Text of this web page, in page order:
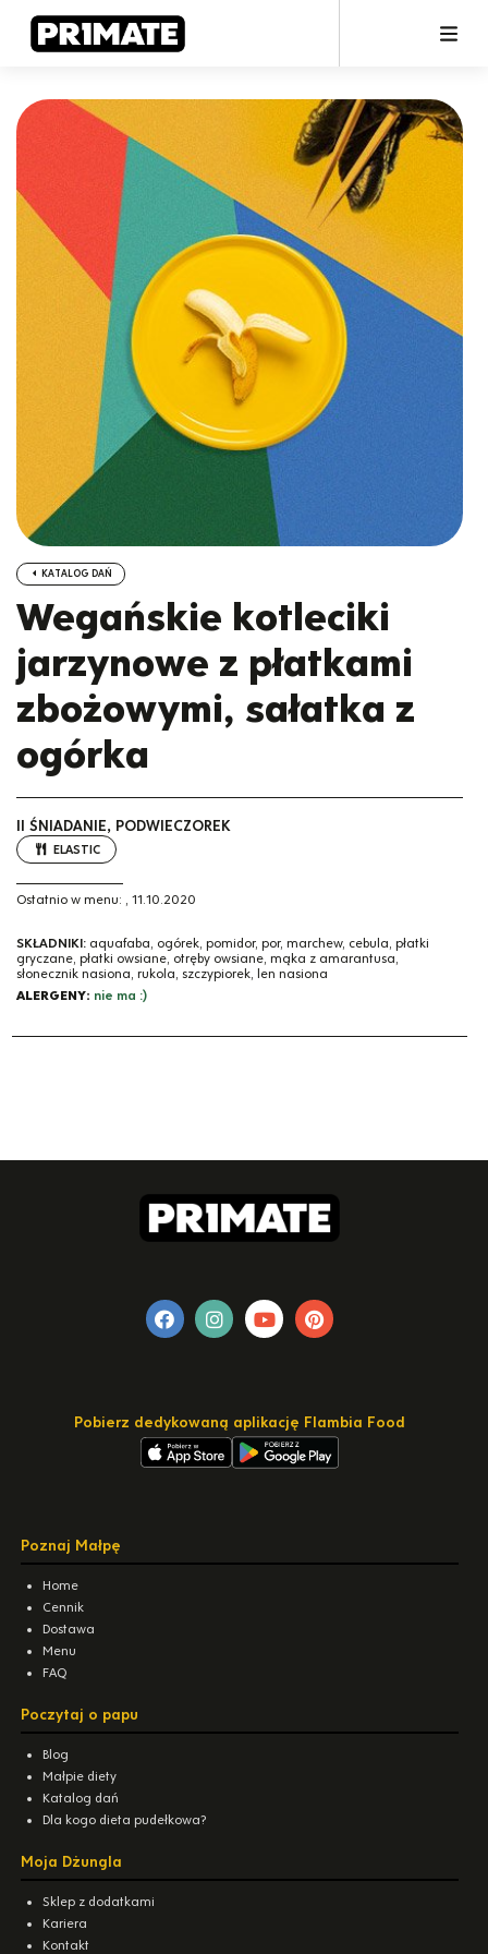
KATALOG DAŃ
Wegańskie kotleciki
jarzynowe z płatkami
zbożowymi, sałatka z
ogórka
II ŚNIADANIE, PODWIECZOREK
ELASTIC
Ostatnio w menu: , 11.10.2020
SKŁADNIKI: aquafaba, ogórek, pomidor, por, marchew, cebula, płatki
gryczane, płatki owsiane, otręby owsiane, mąka z amarantusa,
słonecznik nasiona, rukola, szczypiorek, len nasiona
ALERGENY: nie ma :)
Pobierz dedykowaną aplikację Flambia Food
Poznaj Małpę
Home
Cennik
Dostawa
Menu
FAQ
Poczytaj o papu
Blog
Małpie diety
Katalog dań
Dla kogo dieta pudełkowa?
Moja Dżungla
Sklep z dodatkami
Kariera
Kontakt